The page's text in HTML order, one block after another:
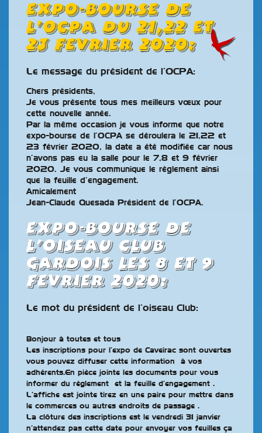
EXPO-BOURSE DE
L’OCPA DU 21,22 ET
23 FEVRIER 2020:
Le message du président de l’OCPA:
Chers présidents,
Je vous présente tous mes meilleurs vœux pour
cette nouvelle année.
Par la même occasion je vous informe que notre
expo-bourse de l’OCPA se déroulera le 21,22 et
23 février 2020, la date a été modifiée car nous
n’avons pas eu la salle pour le 7,8 et 9 février
2020. Je vous communique le règlement ainsi
que la feuille d’engagement.
Amicalement
Jean-Claude Quesada Président de l’OCPA.
EXPO-BOURSE DE
l’oiseau club
Gardois les 8 et 9
FEVRIER 2020:
Le mot du président de l’oiseau Club:
Bonjour à toutes et tous
Les inscriptions pour l’expo de Caveirac sont ouvertes
vous pouvez diffuser cette information à vos
adhérents.En pièce jointe les documents pour vous
informer du règlement et la feuille d’engagement .
L’affiche est jointe tirez en une paire pour mettre dans
le commerces ou autres endroits de passage .
La clôture des inscriptions est le vendredi 31 janvier
n’attendez pas cette date pour envoyer vos feuilles ça